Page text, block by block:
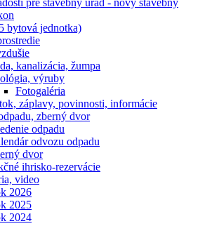
pre stavebný úrad - nový stavebný
bytová jednotka)
kanalizácia, žumpa
výruby
Fotogaléria
záplavy, povinnosti, informácie
zberný dvor
odpadu
odvozu odpadu
dvor
ihrisko-rezervácie
video
2026
2025
2024